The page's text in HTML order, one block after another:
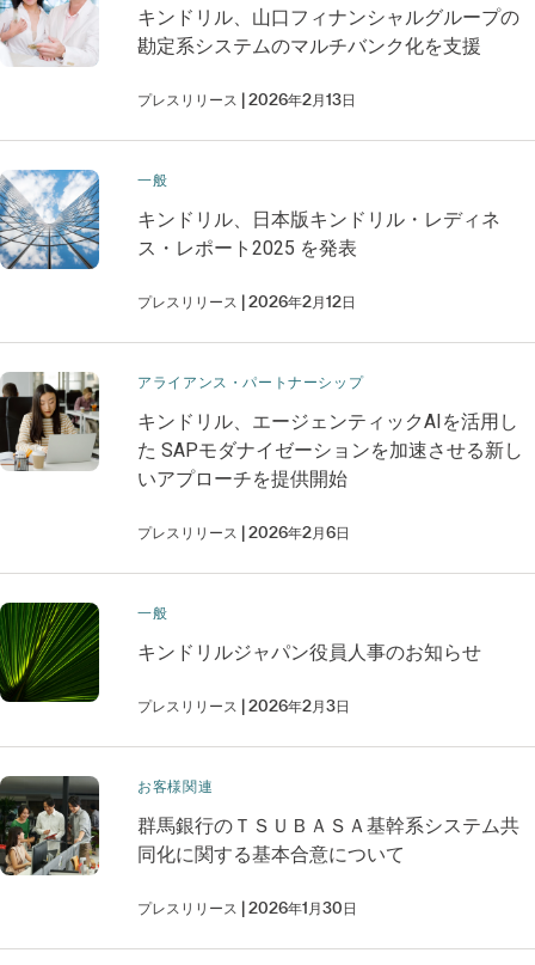
キンドリル、山口フィナンシャルグループの
勘定系システムのマルチバンク化を支援
プレスリリース 2026年2月13日
一般
キンドリル、日本版キンドリル・レディネ
ス・レポート2025 を発表
プレスリリース 2026年2月12日
アライアンス・パートナーシップ
キンドリル、エージェンティックAIを活用し
た SAPモダナイゼーションを加速させる新し
いアプローチを提供開始
プレスリリース 2026年2月6日
一般
キンドリルジャパン役員人事のお知らせ
プレスリリース 2026年2月3日
お客様関連
群馬銀行のＴＳＵＢＡＳＡ基幹系システム共
同化に関する基本合意について
プレスリリース 2026年1月30日